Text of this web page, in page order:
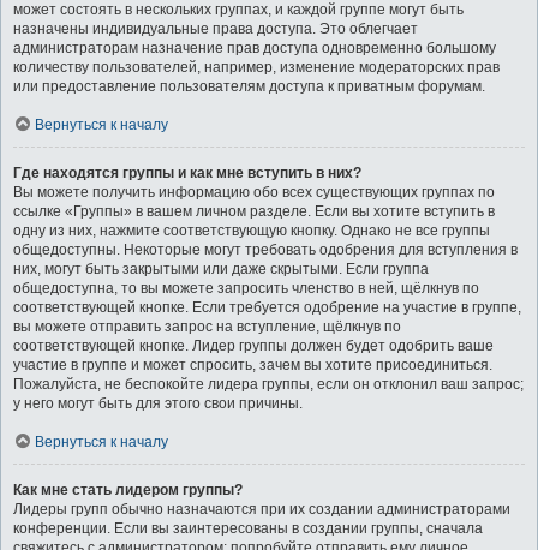
может состоять в нескольких группах, и каждой группе могут быть
назначены индивидуальные права доступа. Это облегчает
администраторам назначение прав доступа одновременно большому
количеству пользователей, например, изменение модераторских прав
или предоставление пользователям доступа к приватным форумам.
Вернуться к началу
Где находятся группы и как мне вступить в них?
Вы можете получить информацию обо всех существующих группах по
ссылке «Группы» в вашем личном разделе. Если вы хотите вступить в
одну из них, нажмите соответствующую кнопку. Однако не все группы
общедоступны. Некоторые могут требовать одобрения для вступления в
них, могут быть закрытыми или даже скрытыми. Если группа
общедоступна, то вы можете запросить членство в ней, щёлкнув по
соответствующей кнопке. Если требуется одобрение на участие в группе,
вы можете отправить запрос на вступление, щёлкнув по
соответствующей кнопке. Лидер группы должен будет одобрить ваше
участие в группе и может спросить, зачем вы хотите присоединиться.
Пожалуйста, не беспокойте лидера группы, если он отклонил ваш запрос;
у него могут быть для этого свои причины.
Вернуться к началу
Как мне стать лидером группы?
Лидеры групп обычно назначаются при их создании администраторами
конференции. Если вы заинтересованы в создании группы, сначала